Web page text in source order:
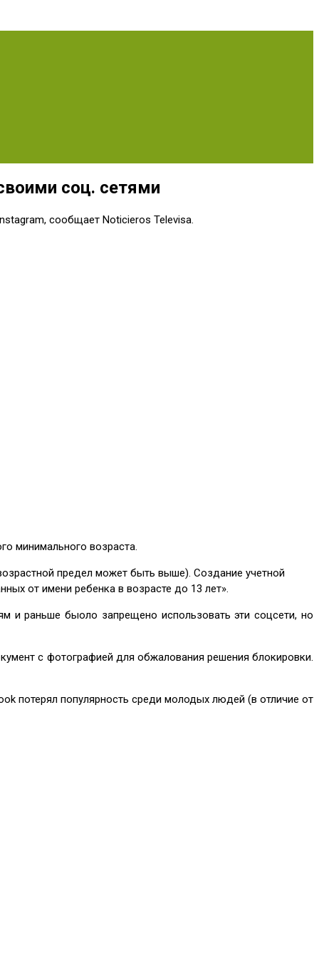
соц. сетями
сообщает Noticieros Televisa.
минимального возраста.
предел может быть выше). Создание учетной
от имени ребенка в возрасте до 13 лет».
и раньше быоло запрещено использовать эти соцсети, но
с фотографией для обжалования решения блокировки.
потерял популярность среди молодых людей (в отличие от